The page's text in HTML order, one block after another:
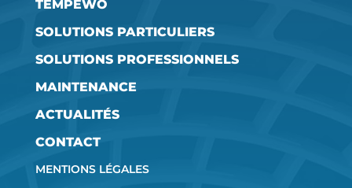
TEMPEWO
SOLUTIONS PARTICULIERS
SOLUTIONS PROFESSIONNELS
MAINTENANCE
ACTUALITÉS
CONTACT
MENTIONS LÉGALES